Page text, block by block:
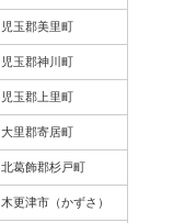
児玉郡美里町
児玉郡神川町
児玉郡上里町
大里郡寄居町
北葛飾郡杉戸町
木更津市（かずさ）